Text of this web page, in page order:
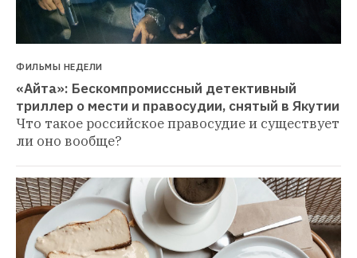
ФИЛЬМЫ НЕДЕЛИ
«Айта»: Бескомпромиссный детективный
триллер о мести и правосудии, снятый в Якутии
Что такое российское правосудие и существует
ли оно вообще?